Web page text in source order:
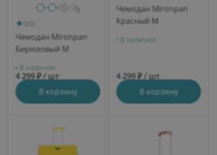
0(0)
Чемодан Mironpan
Бирюзовый M
В наличии
4 299 ₽ / шт
В корзину
Чемодан Mironpan
Красный M
В наличии
4 299 ₽ / шт
В корзину